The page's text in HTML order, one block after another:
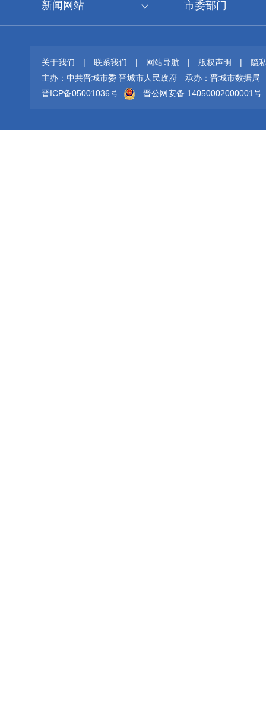
新闻网站 市委部门
关于我们 | 联系我们 | 网站导航 | 版权声明 |
隐
主办：中共晋城市委 晋城市人民政府
承办：晋城市数据局
晋ICP备05001036号
晋公网安备 14050002000001号